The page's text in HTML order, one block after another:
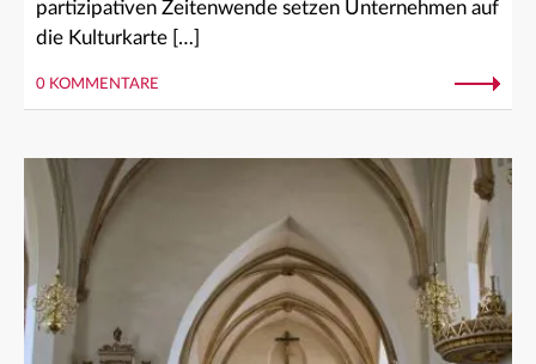
partizipativen Zeitenwende setzen Unternehmen auf
die Kulturkarte […]
0 KOMMENTARE